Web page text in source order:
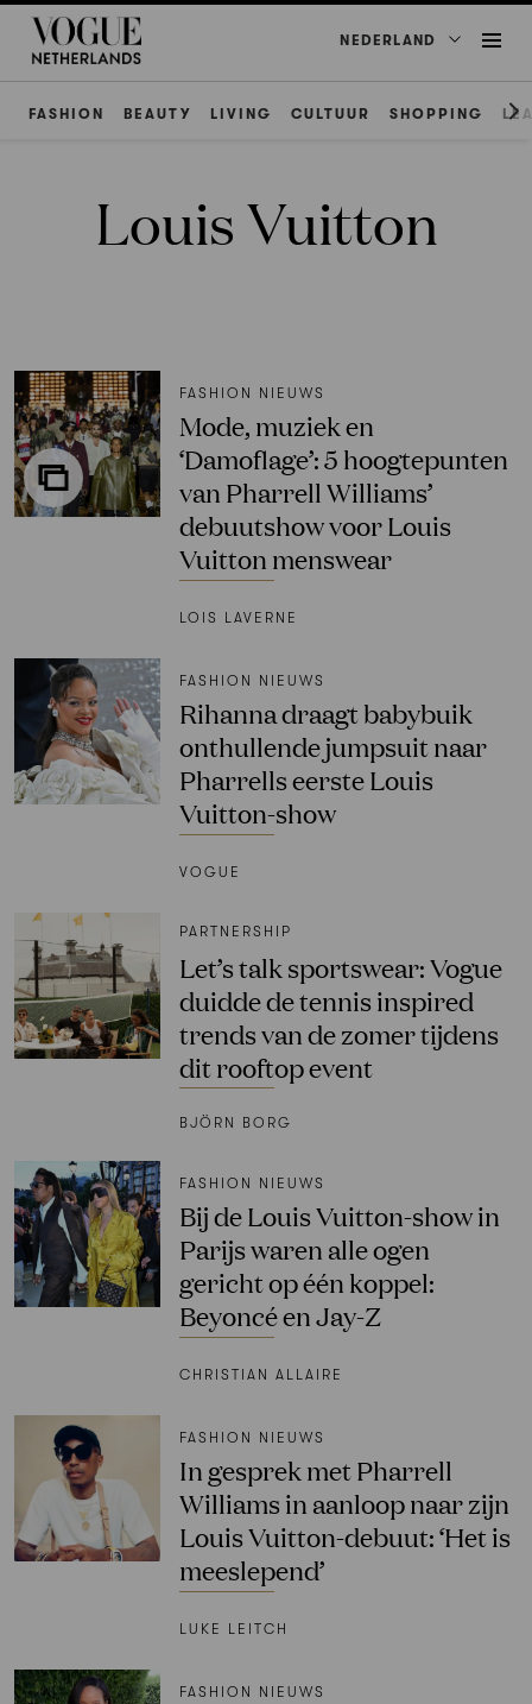
NEDERLAND
FASHION BEAUTY LIVING CULTUUR SHOPPING
Louis Vuitton
FASHION NIEUWS
Mode, muziek en
‘Damoflage’: 5 hoogtepunten
van Pharrell Williams’
debuutshow voor Louis
Vuitton menswear
LOIS LAVERNE
FASHION NIEUWS
Rihanna draagt babybuik
onthullende jumpsuit naar
Pharrells eerste Louis
Vuitton-show
VOGUE
PARTNERSHIP
Let’s talk sportswear: Vogue
duidde de tennis inspired
trends van de zomer tijdens
dit rooftop event
BJÖRN BORG
FASHION NIEUWS
Bij de Louis Vuitton-show in
Parijs waren alle ogen
gericht op één koppel:
Beyoncé en Jay-Z
CHRISTIAN ALLAIRE
FASHION NIEUWS
In gesprek met Pharrell
Williams in aanloop naar zijn
Louis Vuitton-debuut: ‘Het is
meeslepend’
LUKE LEITCH
FASHION NIEUWS